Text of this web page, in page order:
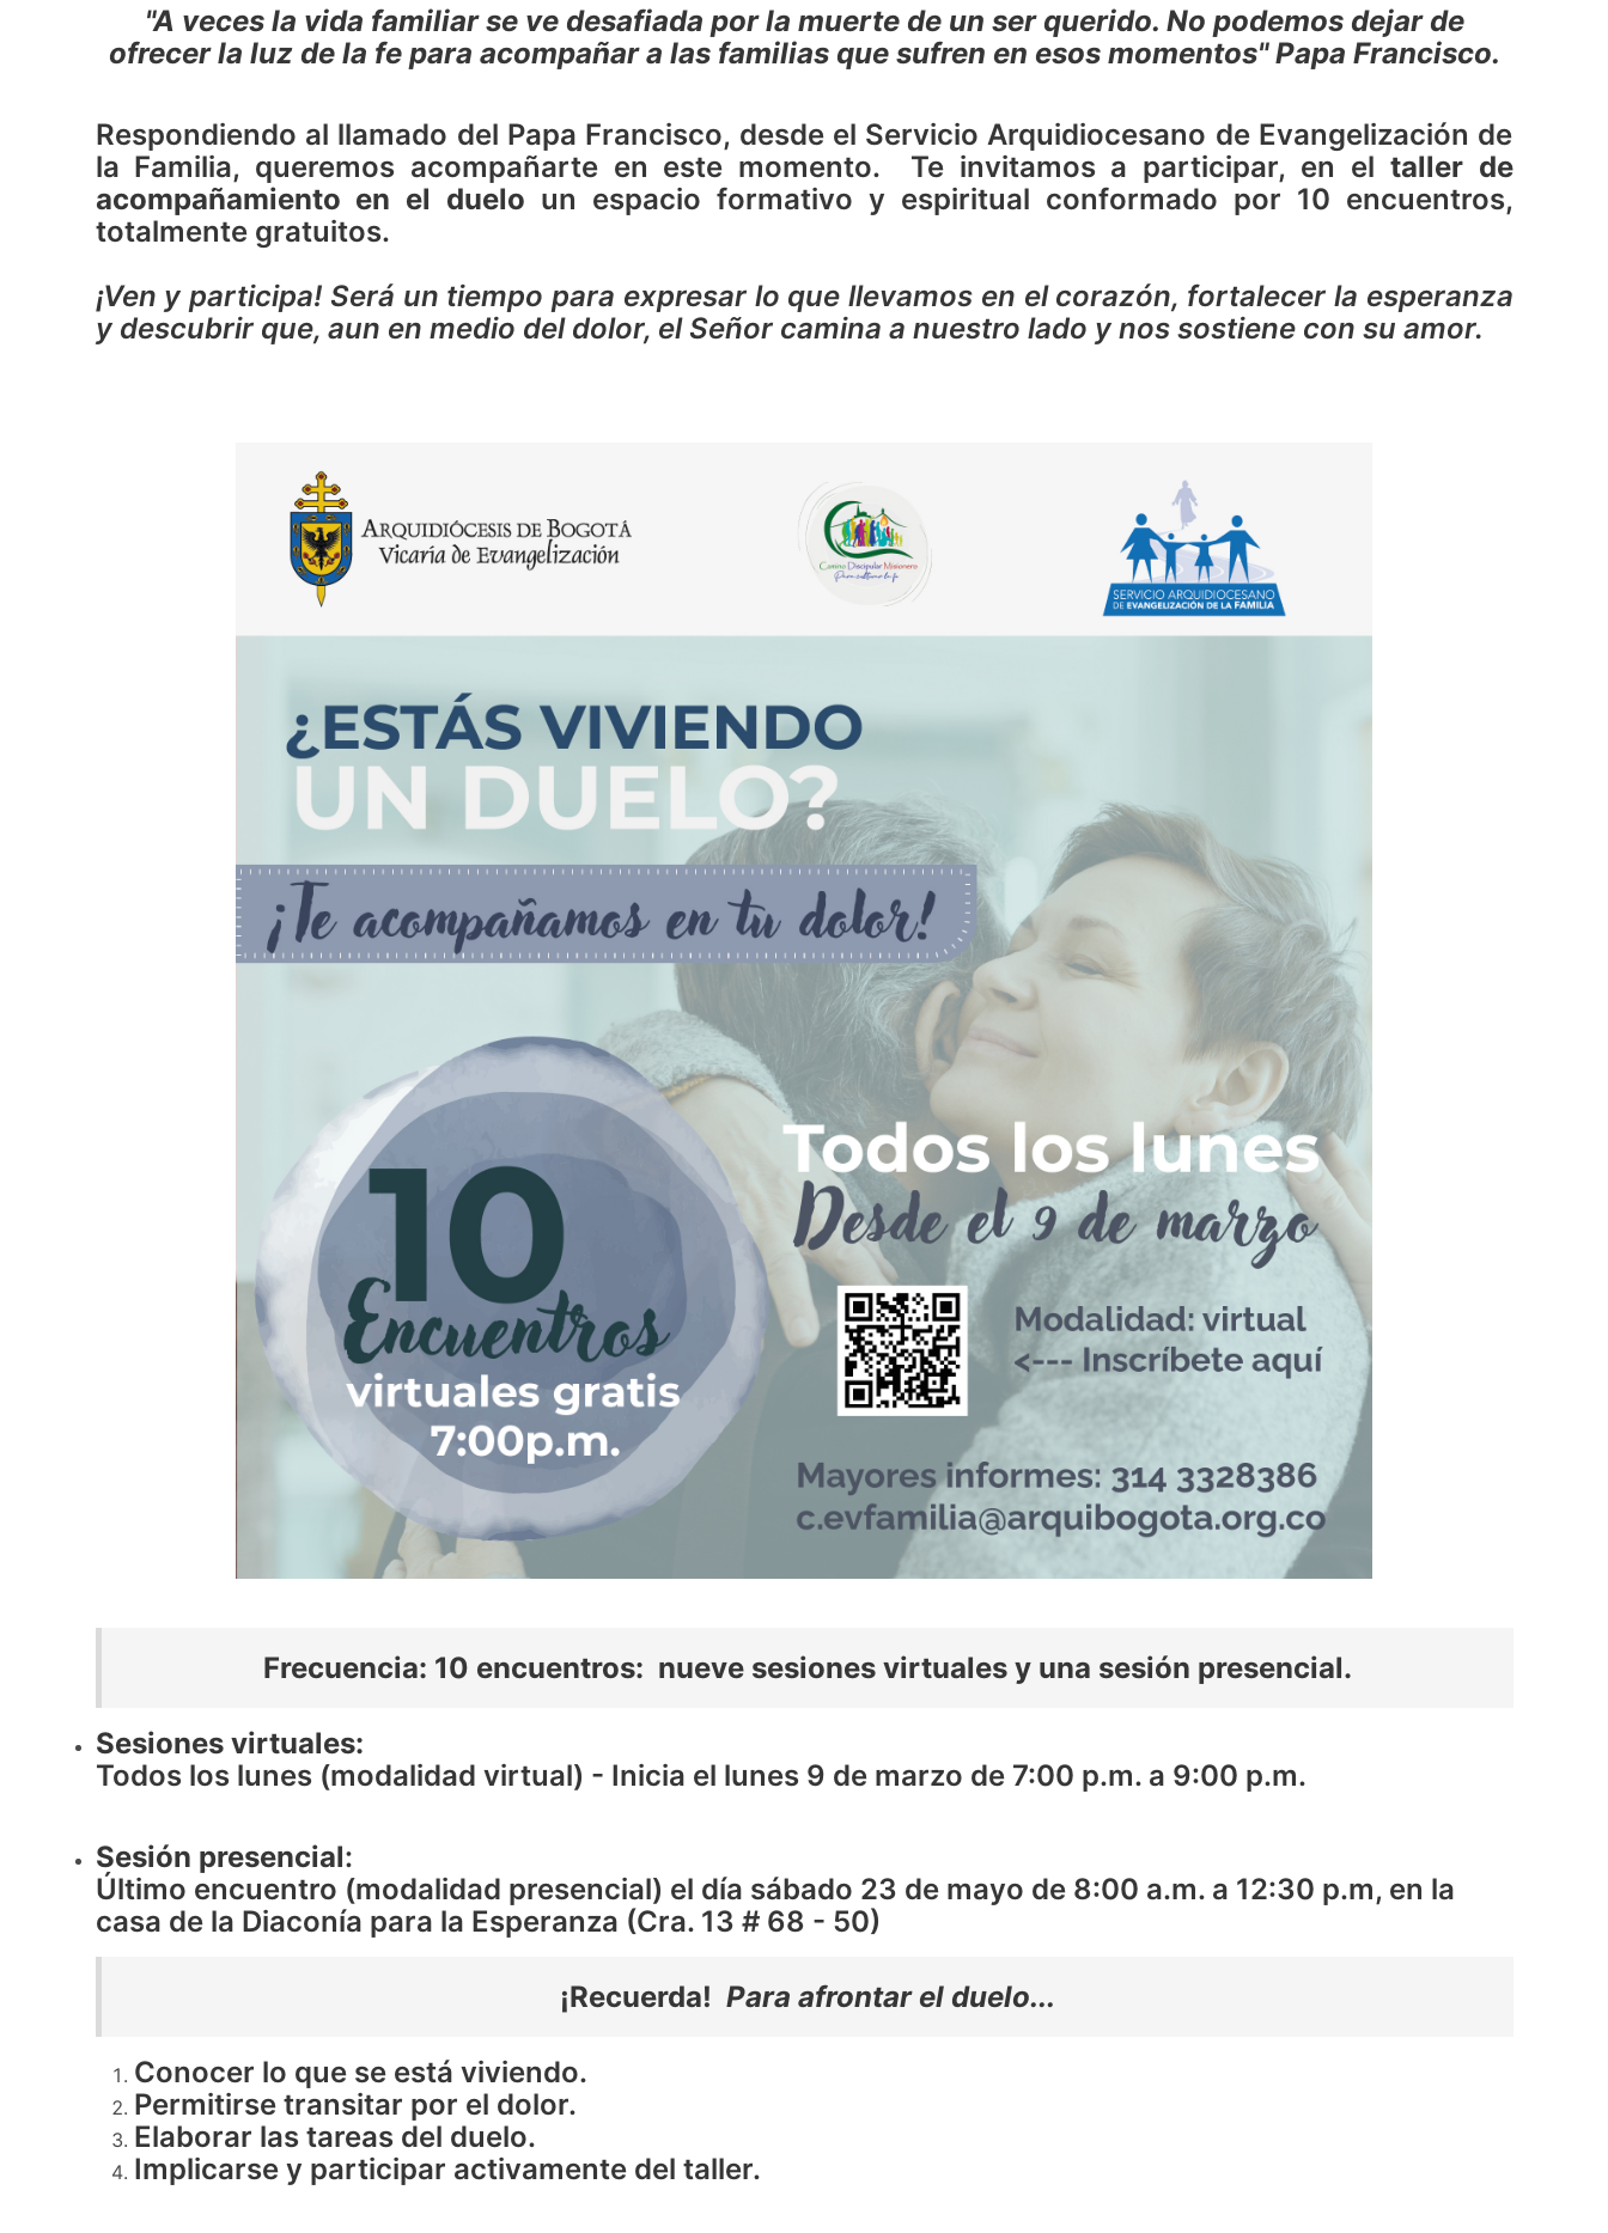
"A veces la vida familiar se ve desafiada por la muerte de un ser querido. No podemos dejar de
ofrecer la luz de la fe para acompañar a las familias que sufren en esos momentos" Papa Francisco.
Respondiendo al llamado del Papa Francisco, desde el Servicio Arquidiocesano de Evangelización de
la Familia, queremos acompañarte en este momento. Te invitamos a participar, en el taller de
acompañamiento en el duelo un espacio formativo y espiritual conformado por 10 encuentros,
totalmente gratuitos.
¡Ven y participa! Será un tiempo para expresar lo que llevamos en el corazón, fortalecer la esperanza
y descubrir que, aun en medio del dolor, el Señor camina a nuestro lado y nos sostiene con su amor.
Frecuencia: 10 encuentros: nueve sesiones virtuales y una sesión presencial.
Sesiones virtuales:
Todos los lunes (modalidad virtual) - Inicia el lunes 9 de marzo de 7:00 p.m. a 9:00 p.m.
Sesión presencial:
Último encuentro (modalidad presencial) el día sábado 23 de mayo de 8:00 a.m. a 12:30 p.m, en la
casa de la Diaconía para la Esperanza (Cra. 13 # 68 - 50)
¡Recuerda! Para afrontar el duelo...
Conocer lo que se está viviendo.
Permitirse transitar por el dolor.
Elaborar las tareas del duelo.
Implicarse y participar activamente del taller.